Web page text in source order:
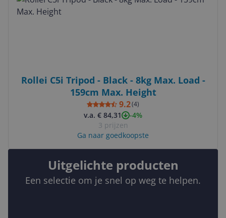
Rollei C5i Tripod - Black - 8kg Max. Load -
159cm Max. Height
9.2(4)
v.a. € 84,31
-4%
3 prijzen
Ga naar goedkoopste
Uitgelichte producten
Een selectie om je snel op weg te helpen.